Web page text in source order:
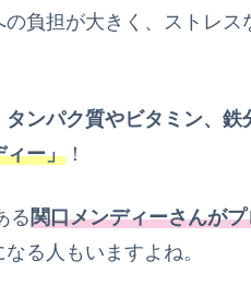
負担が大きく、ストレ
タンパク質やビタミン、鉄
ィー」 ！
る関口メンディーさんが
る人もいますよね。